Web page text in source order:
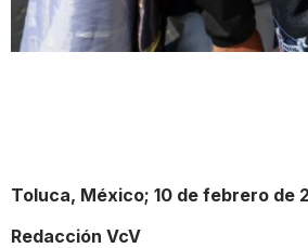
Toluca, México; 10 de febrero de
Redacción VcV